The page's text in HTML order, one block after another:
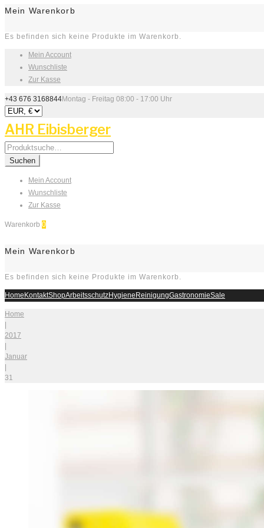
Mein Warenkorb
Es befinden sich keine Produkte im Warenkorb.
Mein Account
Wunschliste
Zur Kasse
+43 676 3168844Montag - Freitag 08:00 - 17:00 Uhr
AHR Eibisberger
Search
for:
Suchen
Mein Account
Wunschliste
Zur Kasse
Warenkorb 0
Mein Warenkorb
Es befinden sich keine Produkte im Warenkorb.
HomeKontaktShopArbeitsschutzHygieneReinigungGastronomieSale
Home
|
2017
|
Januar
|
31